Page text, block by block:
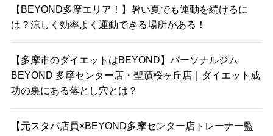
【BEYOND多摩エリア！】暑い夏でも運動を続けるに
は？涼しく効率よく運動できる場所がある！
【多摩市のダイエットはBEYOND】パーソナルジム
BEYOND 多摩センター店・聖蹟桜ヶ丘店｜ダイエット成
功の裏にある落とし穴とは？
【元スタバ店員×BEYOND多摩センター店トレーナー監